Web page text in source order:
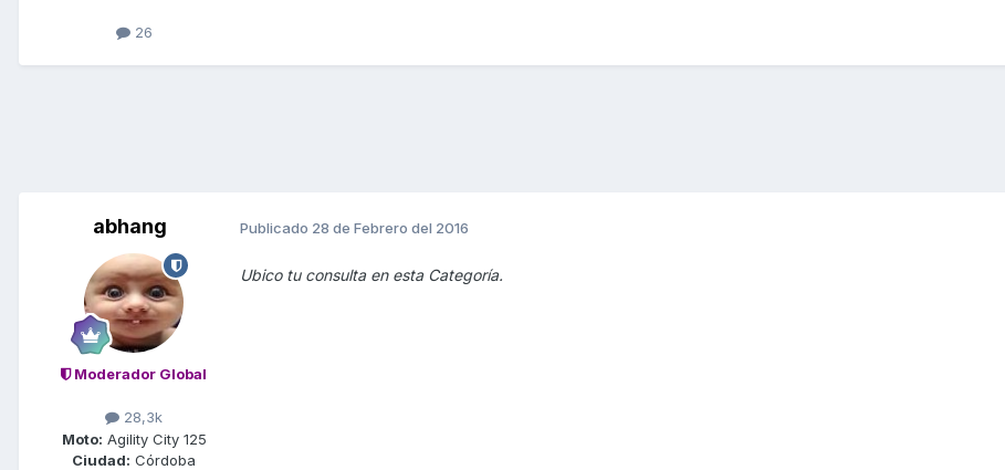
26
abhang
Moderador Global
28,3k
Moto: Agility City 125
Ciudad: Córdoba
Publicado 28 de Febrero del 2016
Ubico tu consulta en esta Categoría.